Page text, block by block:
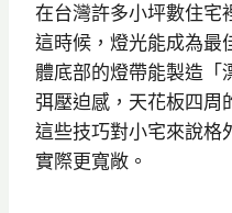
在台灣許多小坪數住宅
這時候，燈光能成為最
體底部的燈帶能製造「
弭壓迫感，天花板四周
這些技巧對小宅來說格
實際更寬敞。